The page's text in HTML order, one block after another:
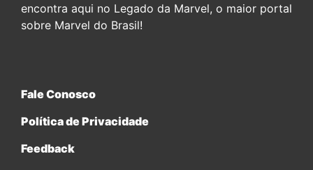
encontra aqui no Legado da Marvel, o maior portal
sobre Marvel do Brasil!
Fale Conosco
Política de Privacidade
Feedback